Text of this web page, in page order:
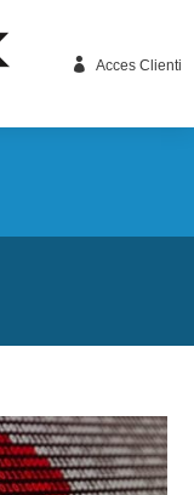
 Acces Clienti